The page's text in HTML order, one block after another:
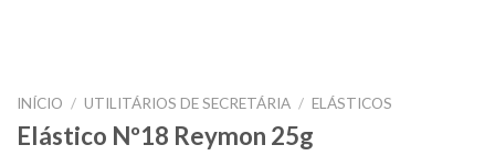
INÍCIO / UTILITÁRIOS DE SECRETÁRIA / ELÁSTICOS
Elástico Nº18 Reymon 25g